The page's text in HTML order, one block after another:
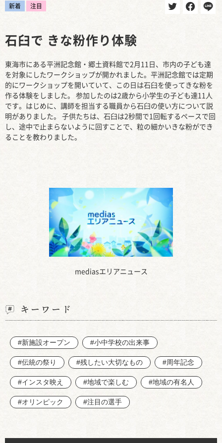
新着 注目
mediasエリアニュース
石臼で きな粉作り体験
東海市にある平洲記念館・郷土資料館で2月11日、市内の子ども達
を対象にしたワークショップが開かれました。平洲記念館では定期
的にワークショップを開いていて、この日は石臼を使ってきな粉を
作る体験をしました。 参加したのは2歳から小学生の子ども達11人
です。はじめに、講師を担当する職員から石臼の使い方について説
明がありました。 子供たちは、石臼は2秒間で1回転するペースで回
し、途中で止まらないように回すことで、粒の細かいきな粉ができ
ることを教わりました。
キーワード
#新施設オープン #小中学校の出来事
#伝統の祭り #残したい大切なもの #周年記念
#インスタ映え #地域で楽しむ #地域の有名人
#オリンピック #注目の選手